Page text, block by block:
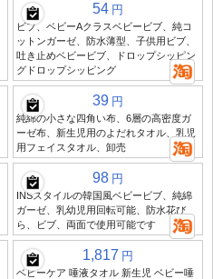
54 円
ビブ、ベビーAクラスベビービブ、純コ
ットンガーゼ、防水薄型、子供用ビブ、
吐き止めベビービブ、ドロップシッピン
グドロップシッピング
39 円
純綿の小さな四角い布、6層の高密度ガ
ーゼ布、新生児用のよだれタオル、乳児
用フェイスタオル、卸売
98 円
INSスタイルの韓国風ベビービブ、純綿
ガーゼ、乳幼児用回転可能、防水花び
ら、ビブ、両面で使用可能です
1,817 円
ベビーケア 唾液タオル 新生児 ベビー唾